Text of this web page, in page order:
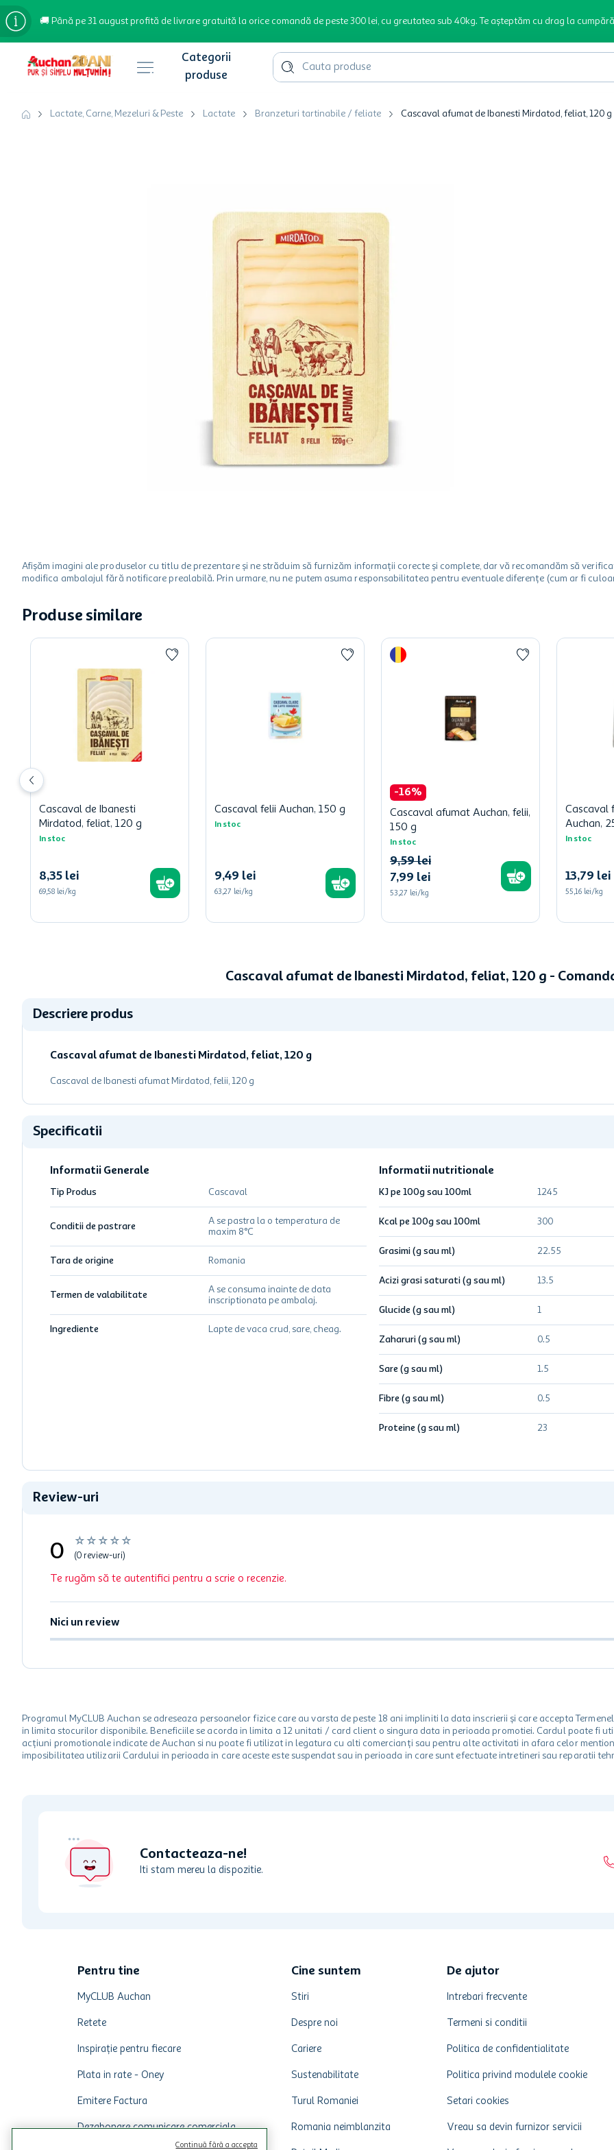
🚚 Până pe 31 august profită de livrare gratuită la orice comandă de peste 300 lei, cu greutatea sub 40kg. Te așteptăm cu drag la
Cauta produse
apa plata
hartie igienica
Lactate, Carne, Mezeluri & Peste Lactate Branzeturi tartinabile / feliate Cascaval afumat de Ibanesti Mirdatod, feliat, 120 g
Afișăm imagini ale produselor cu titlu de prezentare și ne străduim să furnizăm informații corecte și complete, dar vă recomandăm să
modifica ambalajul fără notificare prealabilă. Prin urmare, nu ne putem asuma responsabilitatea pentru eventuale diferențe (cum ar fi
Produse similare
Cascaval de Ibanesti
Mirdatod, feliat, 120 g
In stoc
8,35 lei
69,58 lei/kg
Cascaval felii Auchan, 150 g
In stoc
9,49 lei
63,27 lei/kg
-16%
Cascaval afumat Auchan, felii,
150 g
In stoc
7,99 lei
9,59 lei
53,27 lei/kg
Cascaval
Auchan,
In stoc
13,79 lei
55,16 lei/kg
Cascaval afumat de Ibanesti Mirdatod, feliat, 120 g -
Descriere produs
Cascaval afumat de Ibanesti Mirdatod, feliat, 120 g
Cascaval de Ibanesti afumat Mirdatod, felii, 120 g
Specificatii
Informatii Generale
Tip Produs Cascaval
Conditii de pastrare
A se pastra la o temperatura de
maxim 8°C
Tara de origine Romania
Termen de valabilitate
A se consuma inainte de data
inscriptionata pe ambalaj.
Ingrediente Lapte de vaca crud, sare, cheag.
Informatii nutritionale
KJ pe 100g sau 100ml 1245
Kcal pe 100g sau 100ml 300
Grasimi (g sau ml) 22.55
Acizi grasi saturati (g sau ml) 13.5
Glucide (g sau ml) 1
Zaharuri (g sau ml) 0.5
Sare (g sau ml) 1.5
Fibre (g sau ml) 0.5
Proteine (g sau ml) 23
Review-uri
☆ ☆ ☆ ☆ ☆
0 (0 review-uri)
Te rugăm să te autentifici pentru a scrie o recenzie.
Nici un review
Programul MyCLUB Auchan se adreseaza persoanelor fizice care au varsta de peste 18 ani impliniti la data inscrierii și care accepta
in limita stocurilor disponibile. Beneficiile se acorda in limita a 12 unitati / card client o singura data in perioada promotiei. Cardul poate fi
acțiuni promotionale indicate de Auchan si nu poate fi utilizat in legatura cu alti comercianți sau pentru alte activitati in afara celor
imposibilitatea utilizarii Cardului in perioada in care aceste este suspendat sau in perioada in care sunt efectuate intretineri sau reparatii
Contacteaza-ne!
Iti stam mereu la dispozitie.
Pentru tine
MyCLUB Auchan
Retete
Inspirație pentru fiecare
Plata in rate - Oney
Emitere Factura
Dezabonare comunicare comerciala
Cine suntem
Stiri
Despre noi
Cariere
Sustenabilitate
Turul Romaniei
Romania neimblanzita
De ajutor
Intrebari frecvente
Termeni si conditii
Politica de confidentialitate
Politica privind modulele cookie
Setari cookies
Vreau sa devin furnizor servicii
Continuă fără a accepta